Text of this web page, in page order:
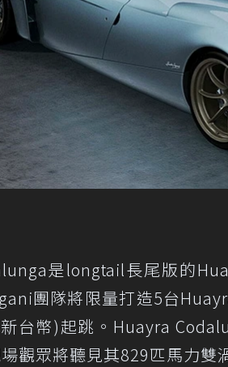
是longtail長尾版的
團隊將限量打造5台
台幣)起跳。Huayra
觀眾將聽見其829匹馬力雙